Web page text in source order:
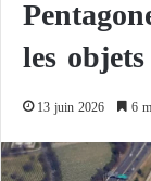
les
13 juin 2026 6